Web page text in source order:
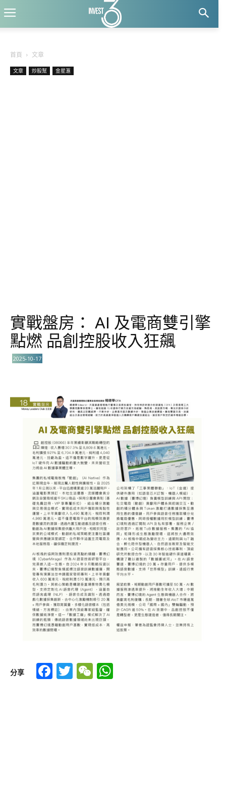
首頁 文章
文章 炒股幫 金星滙
實戰盤房： AI 及電商雙引擎
點燃 品創控股收入狂飆
2025-10-17
分享 Facebook
TwitterWeChat